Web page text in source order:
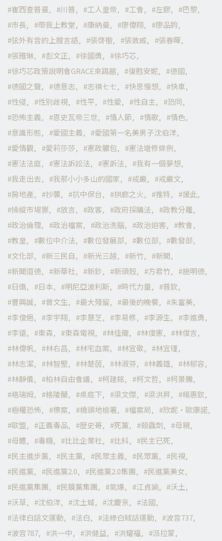
崔西查普曼 川普 工人皇帝 工會 左膠
巴黎
市長
帶我上教堂 康納曼 廖偉翔
廖品鈞
弦外有音的上膛言語
張啓楷 張敦威
張春暉
張雅琳
彭文正 徐國勇
徐巧芯
徐巧芯政策說明會GRACE來踢館
復甦安妮
德國
德國之聲
德意志 志祺七七 快思慢想
快車
性侵
性別歧視 性平 性愛 性自主
恐同
恐怖主義
恩史瓦帝三世 情人節 情歌
情色
意識形態
愛國主義
愛國第一名美男子沈伯洋
愛情觀
愛莉莎莎 憲政膿包
憲法增修條例
憲法法庭
憲法訴訟法 憲訴法
我有一個夢想
我走出去
我那小小多山的國家 戒嚴
戒嚴文
房地產
抄襲 抗中保台 拱廊之火 推特
援此
操縱市場罪
放言 政客 政府採購法
政教分離
政治倫理
政治檔案 政治洗腦 政治迫害
教會
教皇
數位中介法 數位發展部 數位部
數發部
文化部
新三民自 新光三越 新竹
新聞
新聞道德
新華社 新鈔 新頭殼 方君竹
施明德
日僑
日本 明尼亞波利斯 時代力量
普欽
曹興誠
曾文生 最大殘留 最後的晚餐
朱富美
李俊俋
李宇翔 李慧芝 李易修 李源生
李進勇
李遠
東森 東森電視 林佳龍 林俊憲
林俊言
林偉帆
林右昌 林宅血案 林宜敬
林宜瑾
林志潔
林智堅 林楚茵 林淑芬 林義雄
林郁容
林靜儀
柏林自由會議 柯建銘 柯文哲
柯景騰
格瑞姆
格陵蘭 桌底下 梁文傑 梁洪昇
楊惠欽
極權恐怖
標案 橋頭地檢署 檔案局
欣妮·歐康諾
歐盟
正義毒品 歷史哥 死黨 殺蟲劑
母親
母體
毒癮 比比企業社 比科
民主已死
民主進步黨
民主黨 民眾主義 民眾黨
民視
民進黨
民進黨2.0 民進黨2.0集團
民進黨美女
民進黨集團
民鏡黨集團 氣爆 江貞諭
沃土
沃草
沈伯洋 沈土城 沈慶京
法國
法律白話文運動
法白 法綠白賊話運動
波音737
波音787
洪一中 洪健益 洪耀福
派拉蒙